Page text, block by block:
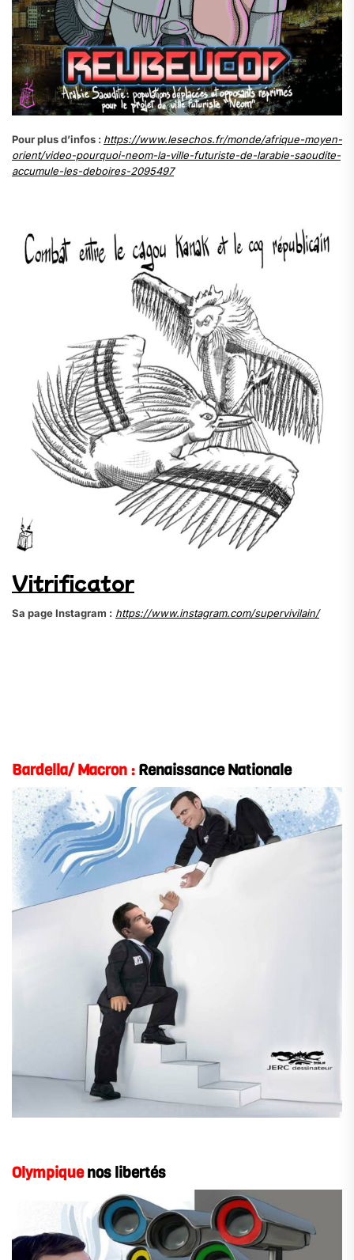
Pour plus d’infos : https://www.lesechos.fr/monde/afrique-moyen-
orient/video-pourquoi-neom-la-ville-futuriste-de-larabie-saoudite-
accumule-les-deboires-2095497
Vitrificator
Sa page Instagram : https://www.instagram.com/supervivilain/
Bardella/ Macron : Renaissance Nationale
Olympiquenos libertés